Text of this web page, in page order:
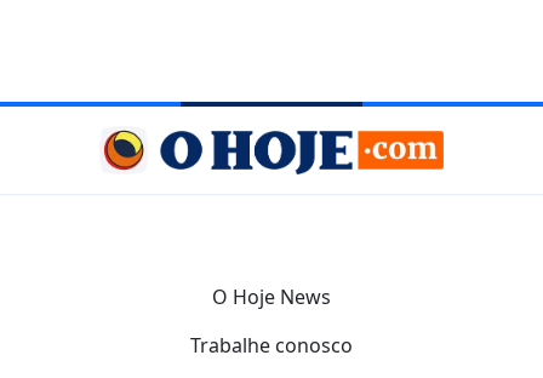
O Hoje News
Trabalhe conosco